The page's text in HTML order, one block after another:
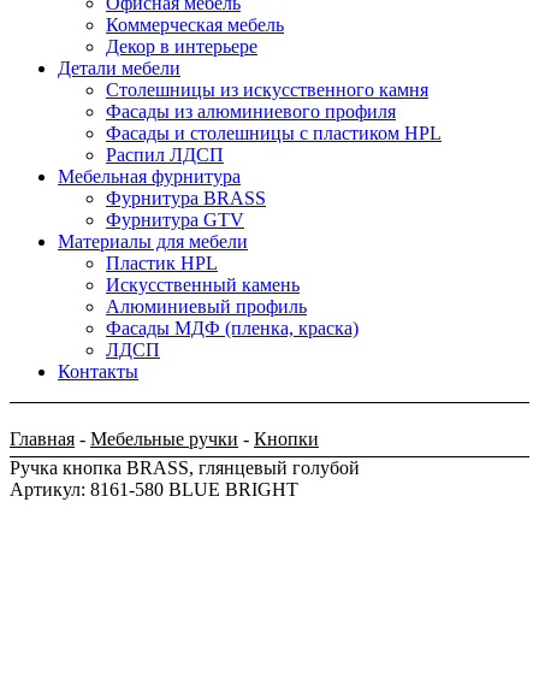
Коммерческая мебель
Декор в интерьере
Детали мебели
Столешницы из искусственного камня
Фасады из алюминиевого профиля
Фасады и столешницы с пластиком HPL
Распил ЛДСП
Мебельная фурнитура
Фурнитура BRASS
Фурнитура GTV
Материалы для мебели
Пластик HPL
Искусственный камень
Алюминиевый профиль
Фасады МДФ (пленка, краска)
ЛДСП
Контакты
Главная - Мебельные ручки - Кнопки
Ручка кнопка BRASS, глянцевый голубой
Артикул: 8161-580 BLUE BRIGHT